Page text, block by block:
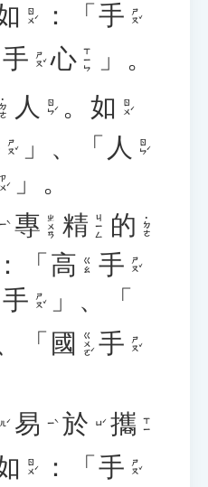
ㄖㄨˊ ：「 手 ㄕㄡˇ
手 ㄕㄡˇ 心 ㄒㄧㄣ
」。
˙ㄉㄜ 人 ㄖㄣˊ 。 如 ㄖㄨˊ
ㄕㄡˇ 」、「 人 ㄖㄣˊ
ㄗㄨˊ
」。
ㄧˋ 專 ㄓㄨㄢ 精 ㄐㄧㄥ 的 ˙ㄉㄜ
：「 高 ㄍㄠ 手 ㄕㄡˇ
手 ㄕㄡˇ
」、「
「 國 ㄍㄨㄛˊ 手 ㄕㄡˇ
ㄦˊ 易 ㄧˋ 於 ㄩˊ 攜 ㄒㄧ
ㄖㄨˊ ：「 手 ㄕㄡˇ